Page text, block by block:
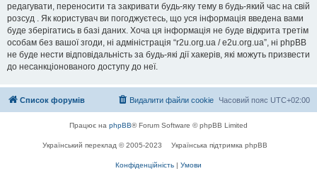
редагувати, переносити та закривати будь-яку тему в будь-який час на свій
розсуд . Як користувач ви погоджуєтесь, що уся інформація введена вами
буде зберігатись в базі даних. Хоча ця інформація не буде відкрита третім
особам без вашої згоди, ні адміністрація “r2u.org.ua / e2u.org.ua”, ні phpBB
не буде нести відповідальність за будь-які дії хакерів, які можуть призвести
до несанкціонованого доступу до неї.
Список форумів Часовий пояс UTC+02:00
Видалити файли cookie
Працює на phpBB® Forum Software © phpBB Limited
Український переклад © 2005-2023 Українська підтримка phpBB
Конфіденційність | Умови